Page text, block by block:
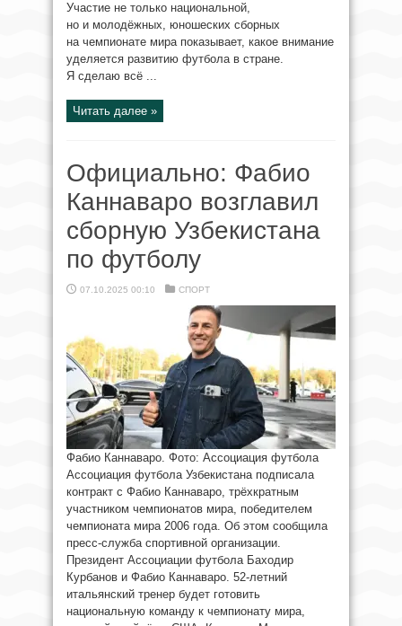
Участие не только национальной,
но и молодёжных, юношеских сборных
на чемпионате мира показывает, какое внимание
уделяется развитию футбола в стране.
Я сделаю всё ...
Читать далее »
Официально: Фабио
Каннаваро возглавил
сборную Узбекистана
по футболу
07.10.2025 00:10 СПОРТ
Фабио Каннаваро. Фото: Ассоциация футбола
Ассоциация футбола Узбекистана подписала
контракт с Фабио Каннаваро, трёхкратным
участником чемпионатов мира, победителем
чемпионата мира 2006 года. Об этом сообщила
пресс-служба спортивной организации.
Президент Ассоциации футбола Баходир
Курбанов и Фабио Каннаваро. 52-летний
итальянский тренер будет готовить
национальную команду к чемпионату мира,